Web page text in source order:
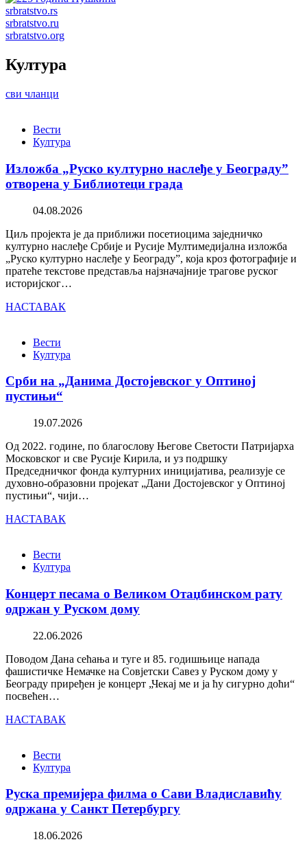
srbratstvo.rs
srbratstvo.ru
srbratstvo.org
Култура
сви чланци
Вести
Култура
Изложба „Руско културно наслеђе у Београду”
отворена у Библиотеци града
04.08.2026
Циљ пројекта је да приближи посетиоцима заједничко
културно наслеђе Србије и Русије Мултимедијална изложба
„Руско културно наслеђе у Београду”, која кроз фотографије и
пратеће текстове представља најзначајније трагове руског
историјског…
НАСТАВАК
Вести
Култура
Срби на „Данима Достојевског у Оптиној
пустињи“
19.07.2026
Од 2022. године, по благослову Његове Светости Патријарха
Московског и све Русије Кирила, и уз подршку
Председничког фонда културних иницијатива, реализује се
духовно-образовни пројекат „Дани Достојевског у Оптиној
пустињи“, чији…
НАСТАВАК
Вести
Култура
Концерт песама о Великом Отаџбинском рату
одржан у Руском дому
22.06.2026
Поводом Дана сећања и туге и 85. годишњице напада
фашистичке Немачке на Совјетски Савез у Руском дому у
Београду приређен је концерт „Чекај ме и ја ћу сигурно доћи“
посвећен…
НАСТАВАК
Вести
Култура
Руска премијера филма о Сави Владиславићу
одржана у Санкт Петербургу
18.06.2026